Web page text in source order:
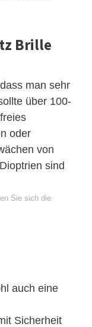
Brille
man sehr
über 100-
oder
von
sind
Sie sich die
auch eine
Sicherheit